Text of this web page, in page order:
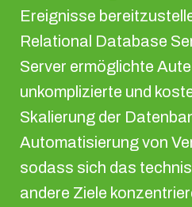
Ereignisse
Relational Database
Server ermöglichte
unkomplizierte und
Skalierung der
Automatisierung von
sodass sich das
andere Ziele